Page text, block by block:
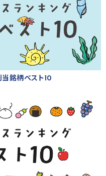
銘柄ベスト10